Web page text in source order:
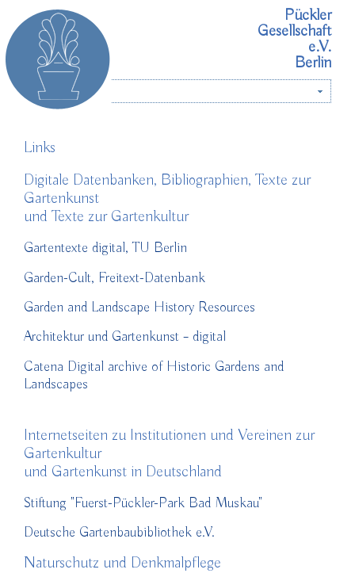
Pückler
Gesellschaft
e.V.
Berlin
Menü
Links
Digitale Datenbanken, Bibliographien, Texte zur
Gartenkunst
und Texte zur Gartenkultur
Gartentexte digital, TU Berlin
Garden-Cult, Freitext-Datenbank
Garden and Landscape History Resources
Architektur und Gartenkunst – digital
Catena Digital archive of Historic Gardens and
Landscapes
Internetseiten zu Institutionen und Vereinen zur
Gartenkultur
und Gartenkunst in Deutschland
Stiftung "Fuerst-Pückler-Park Bad Muskau"
Deutsche Gartenbaubibliothek e.V.
Naturschutz und Denkmalpflege